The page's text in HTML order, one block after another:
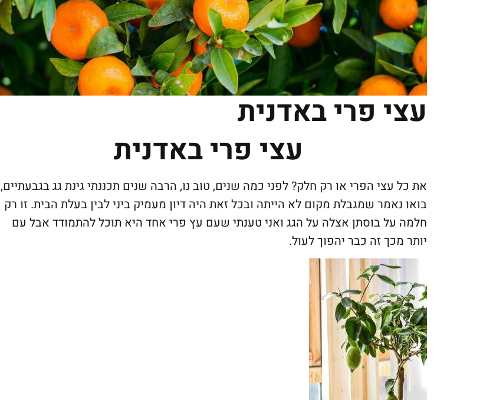
עצי פרי באדנית
עצי פרי באדנית
את כל עצי הפרי או רק חלק? לפני כמה שנים, טוב נו, הרבה שנים תכננתי גינת גג בגבעתיים,
בואו נאמר שמגבלת מקום לא הייתה ובכל זאת היה דיון מעמיק ביני לבין בעלת הבית. זו רק
חלמה על בוסתן אצלה על הגג ואני טענתי שעם עץ פרי אחד היא תוכל להתמודד אבל עם
יותר מכך זה כבר יהפוך לעול.